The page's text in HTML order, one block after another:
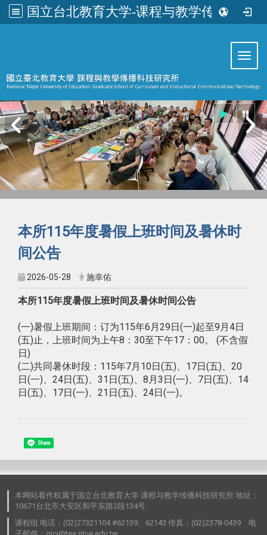
国立台北教育大学-课程与教学传播科技研究所
本所115年度暑假上班时间及暑休时
间公告
2026-05-28 施幸佑
本所115年度暑假上班时间及暑休时间公告
(一)暑假上班期间：订为115年6月29日(一)起至9月4日
(五)止，上班时间为上午8：30至下午17：00。 (不含假
日)
(二)共同暑休时段：115年7月10日(五)、17日(五)、20
日(一)、24日(五)、31日(五)、8月3日(一)、7日(五)、14
日(五)、17日(一)、21日(五)、24日(一)。
Share
本网站着作权属于国立台北教育大学 课程与教学传播科技研究所 地址：
10671台北市大安区和平东路2段134号
课程组 电话：(02)27321104 #62139、62143 传真：(02)2378-0439 电